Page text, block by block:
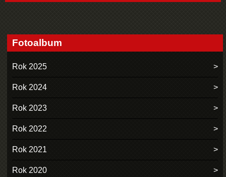
Fotoalbum
Rok 2025
Rok 2024
Rok 2023
Rok 2022
Rok 2021
Rok 2020